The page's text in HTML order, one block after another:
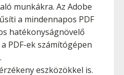
munkákra. Az Adobe
a mindennapos PDF
hatékonyságnövelő
PDF-ek számítógépen
eszközökkel is.